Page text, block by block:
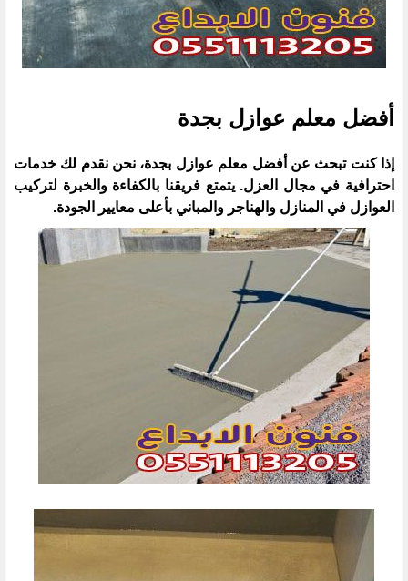
أفضل معلم عوازل بجدة
إذا كنت تبحث عن أفضل معلم عوازل بجدة، نحن نقدم لك خدمات
احترافية في مجال العزل. يتمتع فريقنا بالكفاءة والخبرة لتركيب
العوازل في المنازل والهناجر والمباني بأعلى معايير الجودة.